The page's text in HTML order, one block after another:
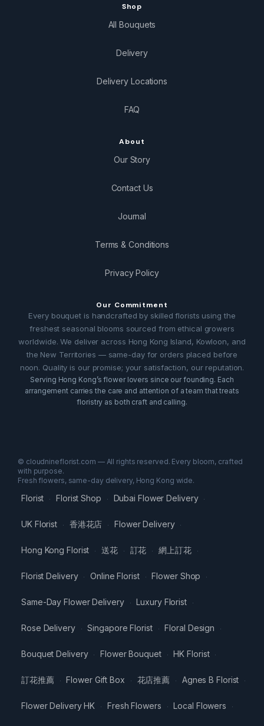
Shop
All Bouquets
Delivery
Delivery Locations
FAQ
About
Our Story
Contact Us
Journal
Terms & Conditions
Privacy Policy
Our Commitment
Every bouquet is handcrafted by skilled florists using the
freshest seasonal blooms sourced from ethical growers
worldwide. We deliver across Hong Kong Island, Kowloon, and
the New Territories — same-day for orders placed before
noon. Quality is our promise; your satisfaction, our reputation.
Serving Hong Kong’s flower lovers since our founding. Each
arrangement carries the care and attention of a team that treats
floristry as both craft and calling.
© cloudnineflorist.com — All rights reserved. Every bloom, crafted
with purpose.
Fresh flowers, same-day delivery, Hong Kong wide.
Florist · Florist Shop · Dubai Flower Delivery ·
UK Florist · 香港花店 · Flower Delivery ·
Hong Kong Florist · 送花 · 訂花 · 網上訂花 ·
Florist Delivery · Online Florist · Flower Shop ·
Same-Day Flower Delivery · Luxury Florist ·
Rose Delivery · Singapore Florist · Floral Design ·
Bouquet Delivery · Flower Bouquet · HK Florist ·
訂花推薦 · Flower Gift Box · 花店推薦 · Agnes B Florist ·
Flower Delivery HK · Fresh Flowers · Local Flowers ·